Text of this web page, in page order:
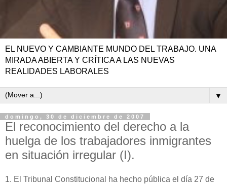
EL NUEVO Y CAMBIANTE MUNDO DEL TRABAJO. UNA
MIRADA ABIERTA Y CRÍTICA A LAS NUEVAS
REALIDADES LABORALES
▼
domingo, 30 de diciembre de 2007
El reconocimiento del derecho a la
huelga de los trabajadores inmigrantes
en situación irregular (I).
1. El Tribunal Constitucional ha hecho pública el día 27 de